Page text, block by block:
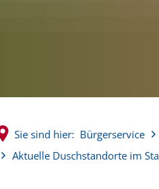
Sie sind hier: Bürgerservice
Aktuelle Duschstandorte im